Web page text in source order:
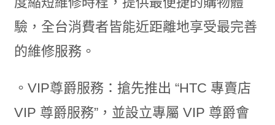
驗，全台消費者皆能近距離地享受最完善
的維修服務。
。VIP尊爵服務：搶先推出 “HTC 專賣店
VIP 尊爵服務”，並設立專屬 VIP 尊爵會